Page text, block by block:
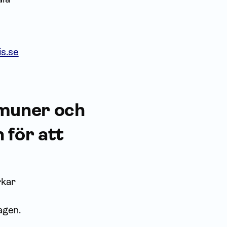
och
för att